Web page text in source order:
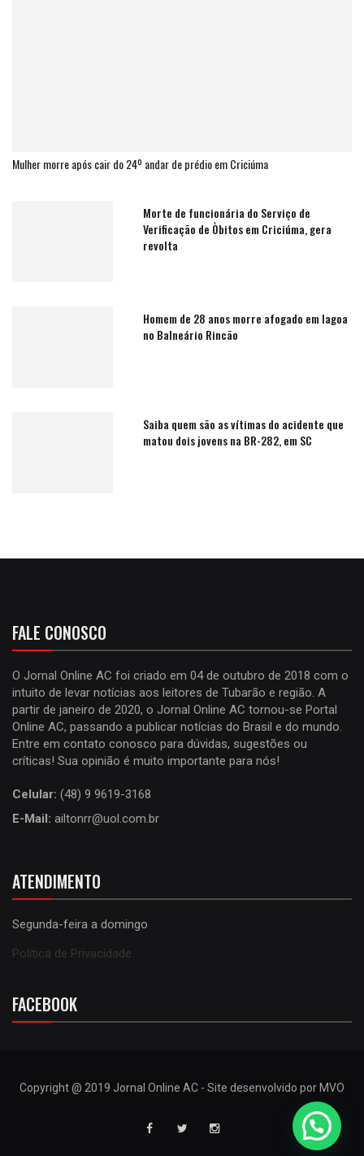
Mulher morre após cair do 24º andar de prédio em Criciúma
Morte de funcionária do Serviço de
Verificação de Òbitos em Criciúma, gera
revolta
Homem de 28 anos morre afogado em lagoa
no Balneário Rincão
Saiba quem são as vítimas do acidente que
matou dois jovens na BR-282, em SC
FALE CONOSCO
O Jornal Online AC foi criado em 04 de outubro de 2018 com o
intuito de levar notícias aos leitores de Tubarão e região. A
partir de janeiro de 2020, o Jornal Online AC tornou-se Portal
Online AC, passando a publicar notícias do Brasil e do mundo.
Entre em contato conosco para dúvidas, sugestões ou
críticas! Sua opinião é muito importante para nós!
Celular: (48) 9 9619-3168
E-Mail: ailtonrr@uol.com.br
ATENDIMENTO
Segunda-feira a domingo
Política de Privacidade
FACEBOOK
Copyright @ 2019 Jornal Online AC - Site desenvolvido por MVO